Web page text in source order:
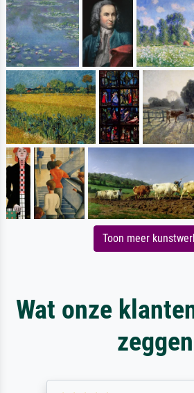
Toon meer
Wat onze
zeggen